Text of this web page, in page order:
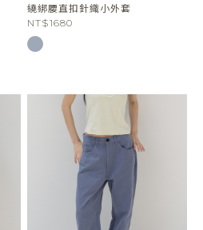
繞綁腰直扣針織小外套
NT$1680